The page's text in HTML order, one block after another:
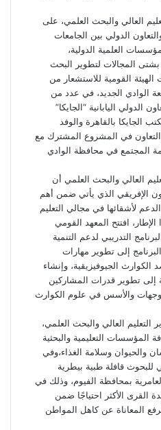
العالي والبحث العلمي، على
الدولي بين الجامعات
العلمية الدولية،
بشتى المجالات لتطوير البحث
القومية للاستشعار من
الوادي الجديد، في عدد من
الدولي اليابانية “الجايكا”
الجايكا بالقاهرة والوفد
في المشروع المشترك مع
المجتمع في محافظة الوادي
العالي والبحث العلمي أن
الإفريقي الذي يأتي ضمن أهم
لأشقائها في مجالي التعليم
افتتح المعهد القومي
التدريبي لدعم التنمية
إلى تطوير مهارات
الجيوفيزيقية، وإنشاء
إلى تطوير قدرات المشاركين
والأسس في علوم الكوارث
التعليم العالي والبحث العلمي،
المؤسسات التعليمية والبحثية
والحيوان وسلامة الغذاء،وفي
للبحوث قافلة طبية بيطرية
بمحافظة الفيوم، وذلك في
القرى الأكثر احتياجًا ضمن
المعاناة عن كاهل المواطن